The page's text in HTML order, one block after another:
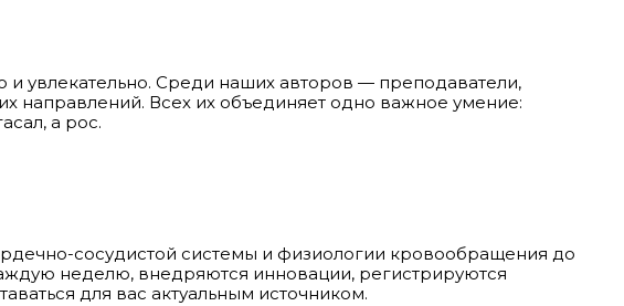
увлекательно. Среди наших авторов — преподаватели,
направлений. Всех их объединяет одно важное умение:
а рос.
сосудистой системы и физиологии кровообращения до
неделю, внедряются инновации, регистрируются
для вас актуальным источником.